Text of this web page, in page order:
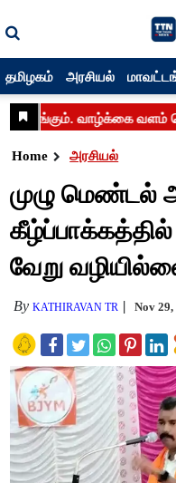
தமிழகம் அரசியல்
Home அரசியல்
முழு மெண்டல்
வேறு
ByKATHIRAVAN TR Nov